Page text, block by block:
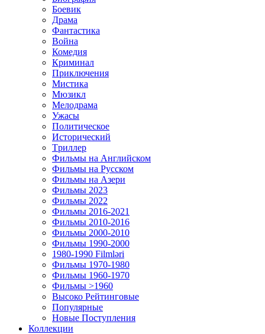
Боевик
Драма
Фантастика
Война
Комедия
Криминал
Приключения
Мистика
Мюзикл
Мелодрама
Ужасы
Политическое
Исторический
Tриллер
Фильмы на Английском
Фильмы на Русском
Фильмы на Азери
Фильмы 2023
Фильмы 2022
Фильмы 2016-2021
Фильмы 2010-2016
Фильмы 2000-2010
Фильмы 1990-2000
1980-1990 Filmləri
Фильмы 1970-1980
Фильмы 1960-1970
Фильмы >1960
Высоко Рейтинговые
Популярные
Новые Поступления
Коллекции